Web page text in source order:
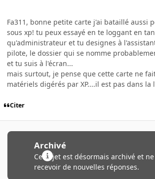
Fa311, bonne petite carte j'ai bataillé aussi
sous xp! tu peux essayé en te loggant en
qu'administrateur et tu designes à
pilote, le dossier qui se nomme
et tu suis à l'écran...
mais surtout, je pense que cette carte ne
matériels digérés par XP....il est pas dans la
Citer
Archivé
Ce sujet est désormais archivé et
recevoir de nouvelles réponses.